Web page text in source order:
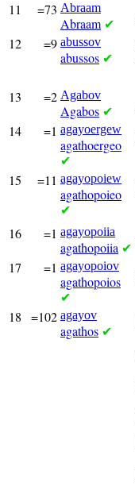
11 =73 Abraam
Abraam ✔
12 =9 abussov
abussos ✔
13 =2 Agabov
Agabos ✔
14 =1 agayoergew
agathoergeo
✔
15 =11 agayopoiew
agathopoieo
✔
16 =1 agayopoiia
agathopoiia ✔
17 =1 agayopoiov
agathopoios
✔
18 =102 agayov
agathos ✔